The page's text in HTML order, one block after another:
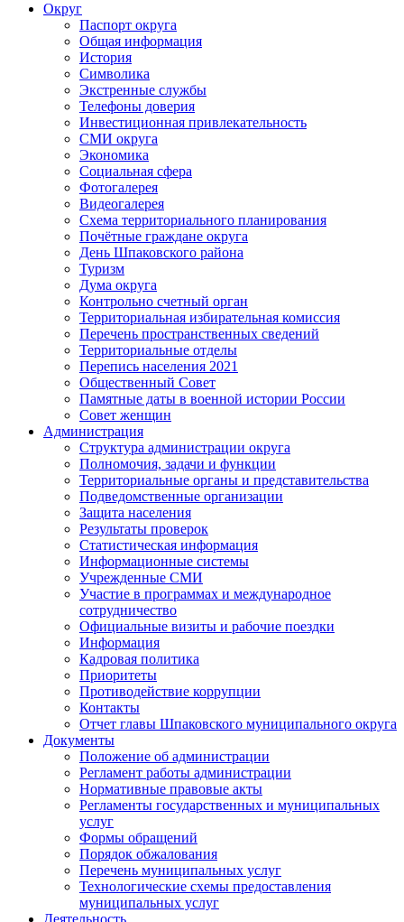
Округ
Паспорт округа
Общая информация
История
Символика
Экстренные службы
Телефоны доверия
Инвестиционная привлекательность
СМИ округа
Экономика
Социальная сфера
Фотогалерея
Видеогалерея
Схема территориального планирования
Почётные граждане округа
День Шпаковского района
Туризм
Дума округа
Контрольно счетный орган
Территориальная избирательная комиссия
Перечень пространственных сведений
Территориальные отделы
Перепись населения 2021
Общественный Совет
Памятные даты в военной истории России
Совет женщин
Администрация
Структура администрации округа
Полномочия, задачи и функции
Территориальные органы и представительства
Подведомственные организации
Защита населения
Результаты проверок
Статистическая информация
Информационные системы
Учрежденные СМИ
Участие в программах и международное
сотрудничество
Официальные визиты и рабочие поездки
Информация
Кадровая политика
Приоритеты
Противодействие коррупции
Контакты
Отчет главы Шпаковского муниципального округа
Документы
Положение об администрации
Регламент работы администрации
Нормативные правовые акты
Регламенты государственных и муниципальных
услуг
Формы обращений
Порядок обжалования
Перечень муниципальных услуг
Технологические схемы предоставления
муниципальных услуг